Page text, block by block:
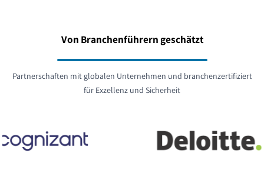
Von Branchenführern geschätzt
Partnerschaften mit globalen Unternehmen und branchenzertifiziert
für Exzellenz und Sicherheit